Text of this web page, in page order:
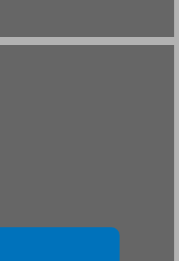
בניין בנק לאומי לישראל ... 17